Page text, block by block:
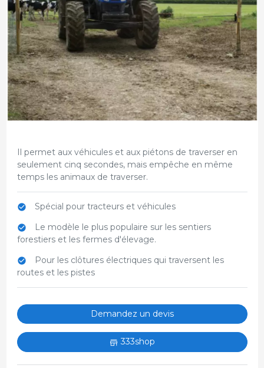
Il permet aux véhicules et aux piétons de traverser en
seulement cinq secondes, mais empêche en même
temps les animaux de traverser.
Spécial pour tracteurs et véhicules
Le modèle le plus populaire sur les sentiers
forestiers et les fermes d'élevage.
Pour les clôtures électriques qui traversent les
routes et les pistes
Demandez un devis
333shop